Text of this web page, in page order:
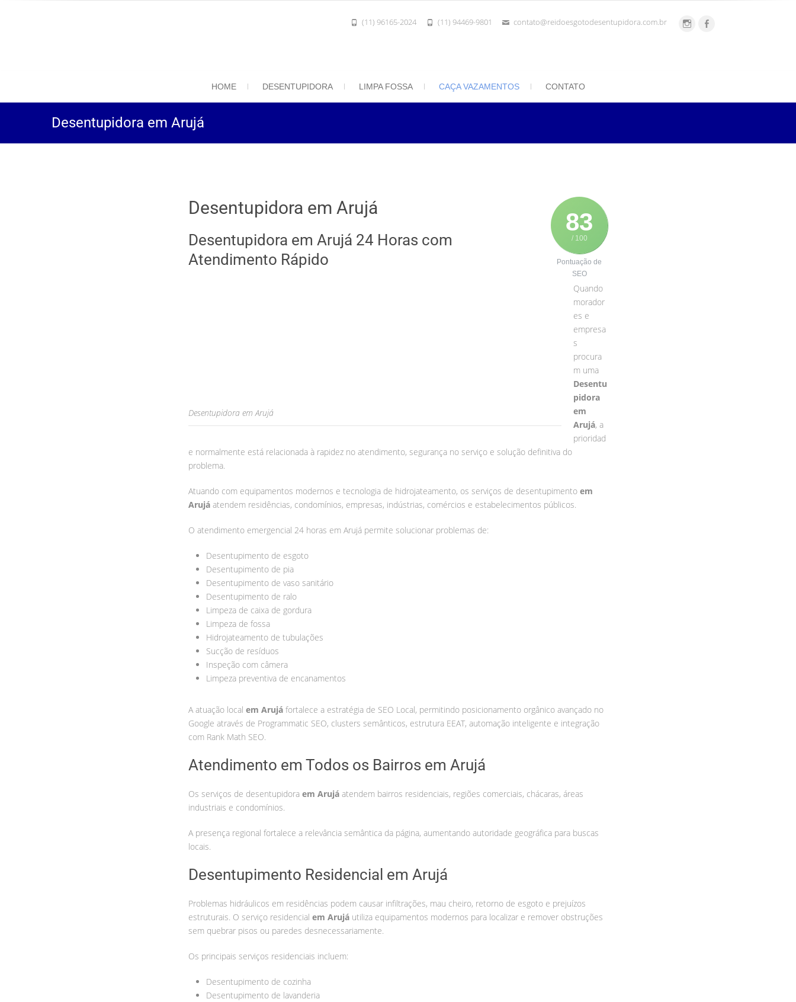
(11) 96165-2024 (11) 94469-9801 contato@reidoesgotodesentupidora.com.br
HOME DESENTUPIDORA LIMPA FOSSA CAÇA VAZAMENTOS CONTATO
Desentupidora em Arujá
83
/ 100
Pontuação de
SEO
Desentupidora em Arujá
Desentupidora em Arujá 24 Horas com
Atendimento Rápido
Desentupidora em Arujá
Quando
morador
es e
empresa
s
procura
m uma
Desentu
pidora
em
Arujá, a
prioridad
e normalmente está relacionada à rapidez no atendimento, segurança no serviço e solução definitiva do
problema.
Atuando com equipamentos modernos e tecnologia de hidrojateamento, os serviços de desentupimento em
Arujá atendem residências, condomínios, empresas, indústrias, comércios e estabelecimentos públicos.
O atendimento emergencial 24 horas em Arujá permite solucionar problemas de:
Desentupimento de esgoto
Desentupimento de pia
Desentupimento de vaso sanitário
Desentupimento de ralo
Limpeza de caixa de gordura
Limpeza de fossa
Hidrojateamento de tubulações
Sucção de resíduos
Inspeção com câmera
Limpeza preventiva de encanamentos
A atuação local em Arujá fortalece a estratégia de SEO Local, permitindo posicionamento orgânico avançado no
Google através de Programmatic SEO, clusters semânticos, estrutura EEAT, automação inteligente e integração
com Rank Math SEO.
Atendimento em Todos os Bairros em Arujá
Os serviços de desentupidora em Arujá atendem bairros residenciais, regiões comerciais, chácaras, áreas
industriais e condomínios.
A presença regional fortalece a relevância semântica da página, aumentando autoridade geográfica para buscas
locais.
Desentupimento Residencial em Arujá
Problemas hidráulicos em residências podem causar infiltrações, mau cheiro, retorno de esgoto e prejuízos
estruturais. O serviço residencial em Arujá utiliza equipamentos modernos para localizar e remover obstruções
sem quebrar pisos ou paredes desnecessariamente.
Os principais serviços residenciais incluem:
Desentupimento de cozinha
Desentupimento de lavanderia